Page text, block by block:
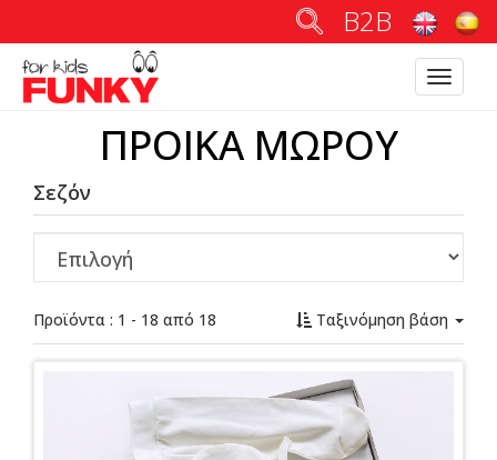
B2B
Toggle
ΠΡΟΙΚΑ ΜΩΡΟΥ
Σεζόν
Ταξινόμηση βάση
Προϊόντα : 1 - 18 από 18